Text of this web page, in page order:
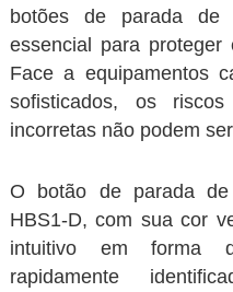
botões de parada
essencial para proteger
Face a equipamentos
sofisticados, os
incorretas não podem
O botão de parada
HBS1-D, com sua cor
intuitivo em forma
rapidamente